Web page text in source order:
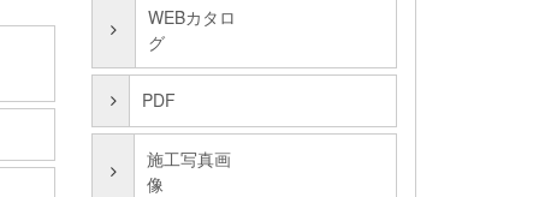
WEBカタロ
グ
PDF
施工写真画
像